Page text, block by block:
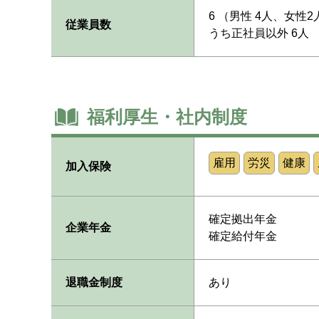
従業員数
6 （男性 4人、女性2
うち正社員以外 6人
福利厚生・社内制度
加入保険 雇用 労災 健康
企業年金
確定拠出年金
確定給付年金
退職金制度 あり